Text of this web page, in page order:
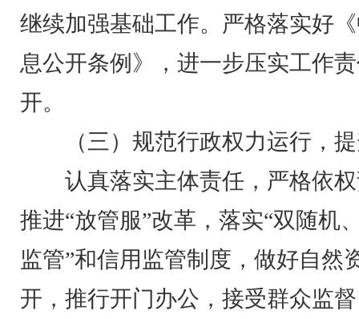
继续加强基础工作。严格落实好
息公开条例》，进一步压实工作
开。
（三）规范行政权力运行，
认真落实主体责任，严格依
推进“放管服”改革，落实“双随机
监管”和信用监管制度，做好自然
开，推行开门办公，接受群众监